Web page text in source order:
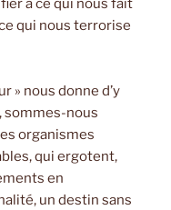
à ce qui nous fait
qui nous terrorise
» nous donne d’y
sommes-nous
organismes
qui ergotent,
en
un destin sans